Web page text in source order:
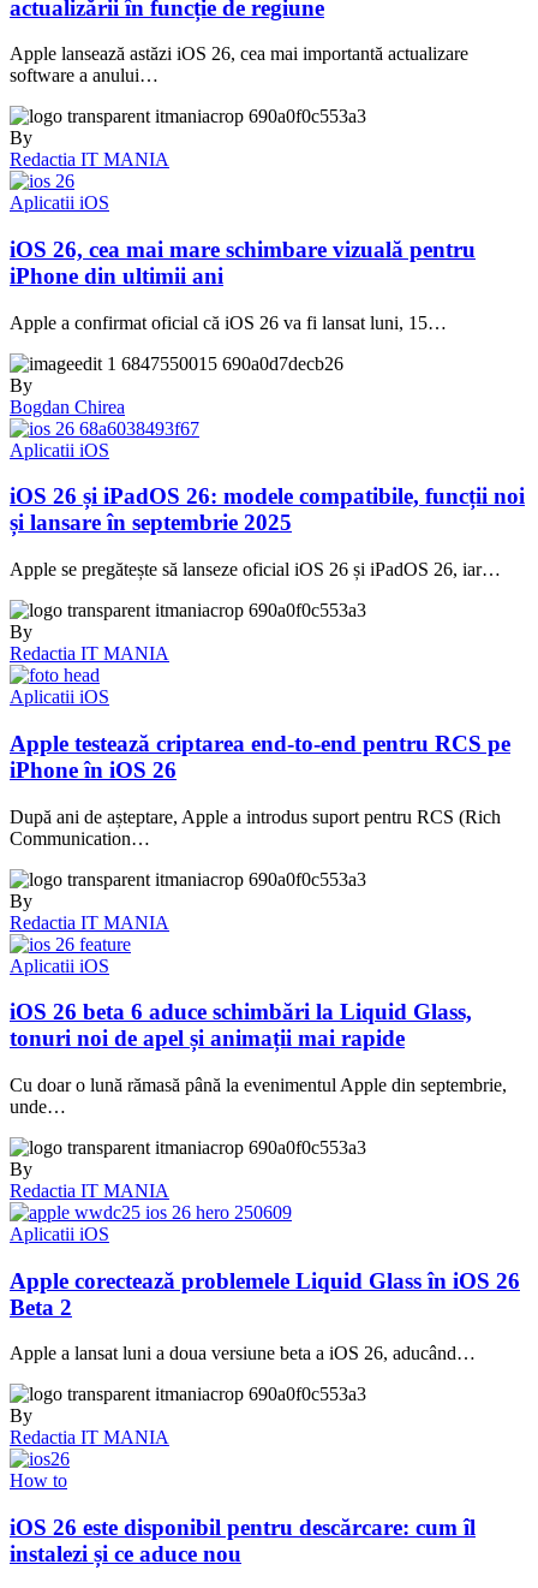
actualizării în funcție de regiune
Apple lansează astăzi iOS 26, cea mai importantă actualizare
software a anului…
By
Redactia IT MANIA
Aplicatii iOS
iOS 26, cea mai mare schimbare vizuală pentru
iPhone din ultimii ani
Apple a confirmat oficial că iOS 26 va fi lansat luni, 15…
By
Bogdan Chirea
Aplicatii iOS
iOS 26 și iPadOS 26: modele compatibile, funcții noi
și lansare în septembrie 2025
Apple se pregătește să lanseze oficial iOS 26 și iPadOS 26, iar…
By
Redactia IT MANIA
Aplicatii iOS
Apple testează criptarea end-to-end pentru RCS pe
iPhone în iOS 26
După ani de așteptare, Apple a introdus suport pentru RCS (Rich
Communication…
By
Redactia IT MANIA
Aplicatii iOS
iOS 26 beta 6 aduce schimbări la Liquid Glass,
tonuri noi de apel și animații mai rapide
Cu doar o lună rămasă până la evenimentul Apple din septembrie,
unde…
By
Redactia IT MANIA
Aplicatii iOS
Apple corectează problemele Liquid Glass în iOS 26
Beta 2
Apple a lansat luni a doua versiune beta a iOS 26, aducând…
By
Redactia IT MANIA
How to
iOS 26 este disponibil pentru descărcare: cum îl
instalezi și ce aduce nou